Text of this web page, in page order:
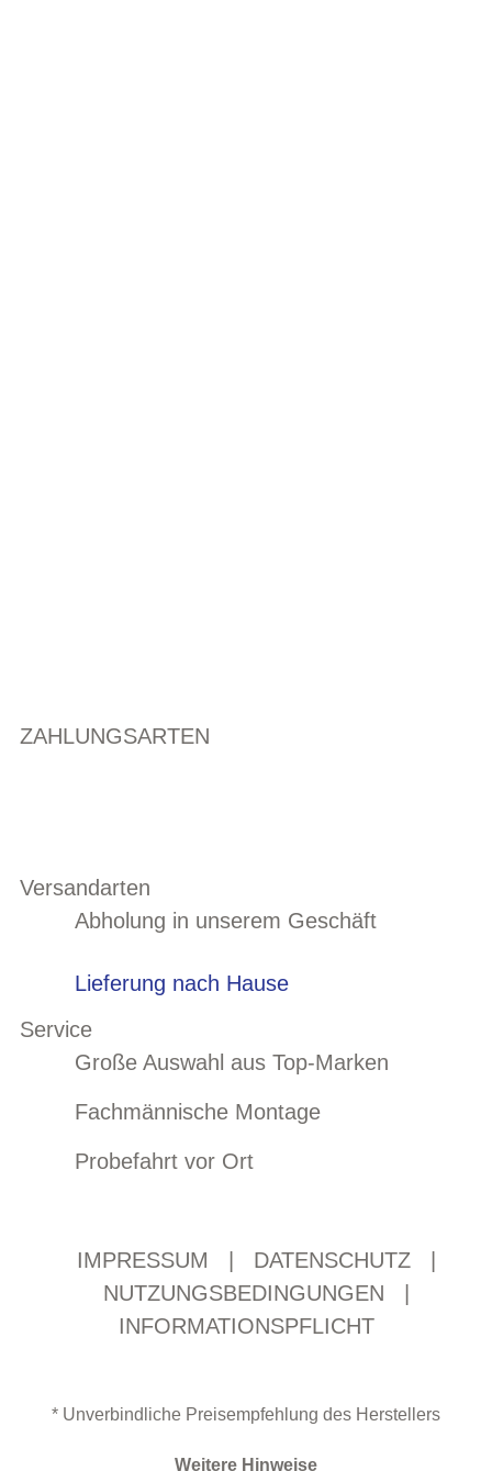
ZAHLUNGSARTEN
Versandarten
Abholung in unserem Geschäft
Lieferung nach Hause
Service
Große Auswahl aus Top-Marken
Fachmännische Montage
Probefahrt vor Ort
IMPRESSUM DATENSCHUTZ
NUTZUNGSBEDINGUNGEN
INFORMATIONSPFLICHT
* Unverbindliche Preisempfehlung des Herstellers
Weitere Hinweise